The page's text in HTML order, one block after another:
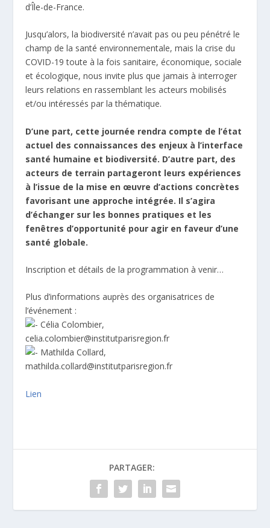
d’Île-de-France.
Jusqu’alors, la biodiversité n’avait pas ou peu pénétré le
champ de la santé environnementale, mais la crise du
COVID-19 toute à la fois sanitaire, économique, sociale
et écologique, nous invite plus que jamais à interroger
leurs relations en rassemblant les acteurs mobilisés
et/ou intéressés par la thématique.
D’une part, cette journée rendra compte de l’état
actuel des connaissances des enjeux à l’interface
santé humaine et biodiversité. D’autre part, des
acteurs de terrain partageront leurs expériences
à l’issue de la mise en œuvre d’actions concrètes
favorisant une approche intégrée. Il s’agira
d’échanger sur les bonnes pratiques et les
fenêtres d’opportunité pour agir en faveur d’une
santé globale.
Inscription et détails de la programmation à venir…
Plus d’informations auprès des organisatrices de
l’événement :
Célia Colombier,
celia.colombier@institutparisregion.fr
Mathilda Collard,
mathilda.collard@institutparisregion.fr
Lien
PARTAGER: